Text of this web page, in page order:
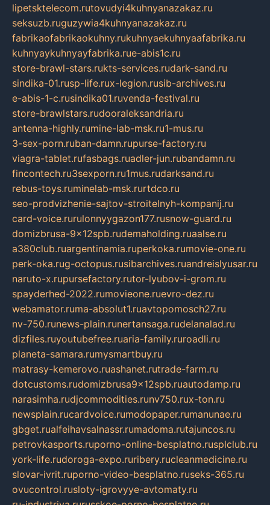
lipetsktelecom.rutovudyi4kuhnyanazakaz.ru
seksuzb.ruguzywia4kuhnyanazakaz.ru
fabrikaofabrikaokuhny.rukuhnyaekuhnyaafabrika.ru
kuhnyaykuhnyayfabrika.rue-abis1c.ru
store-brawl-stars.rukts-services.rudark-sand.ru
sindika-01.rusp-life.rux-legion.rusib-archives.ru
e-abis-1-c.rusindika01.ruvenda-festival.ru
store-brawlstars.rudooraleksandria.ru
antenna-highly.rumine-lab-msk.ru1-mus.ru
3-sex-porn.ruban-damn.rupurse-factory.ru
viagra-tablet.rufasbags.ruadler-jun.rubandamn.ru
fincontech.ru3sexporn.ru1mus.rudarksand.ru
rebus-toys.ruminelab-msk.rurtdco.ru
seo-prodvizhenie-sajtov-stroitelnyh-kompanij.ru
card-voice.rurulonnyygazon177.rusnow-guard.ru
domizbrusa-9x12spb.rudemaholding.ruaalse.ru
a380club.ruargentinamia.ruperkoka.rumovie-one.ru
perk-oka.rug-octopus.rusibarchives.ruandreislyusar.ru
naruto-x.rupursefactory.rutor-lyubov-i-grom.ru
spayderhed-2022.rumovieone.ruevro-dez.ru
webamator.ruma-absolut1.ruavtopomosch27.ru
nv-750.runews-plain.runertansaga.rudelanalad.ru
dizfiles.ruyoutubefree.ruaria-family.ruroadli.ru
planeta-samara.rumysmartbuy.ru
matrasy-kemerovo.ruashanet.rutrade-farm.ru
dotcustoms.rudomizbrusa9x12spb.ruautodamp.ru
narasimha.rudjcommodities.runv750.rux-ton.ru
newsplain.rucardvoice.rumodopaper.rumanunae.ru
gbget.rualfeihavsalnassr.rumadoma.rutajuncos.ru
petrovkasports.ruporno-online-besplatno.rusplclub.ru
york-life.rudoroga-expo.ruribery.rucleanmedicine.ru
slovar-ivrit.ruporno-video-besplatno.ruseks-365.ru
ovucontrol.rusloty-igrovyye-avtomaty.ru